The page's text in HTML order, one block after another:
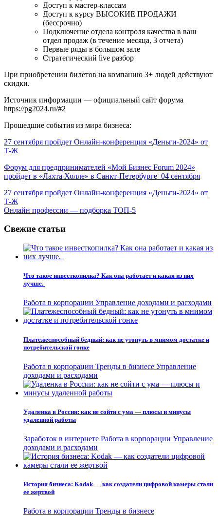
Доступ к мастер-классам
Доступ к курсу ВЫСОКИЕ ПРОДАЖИ
(бессрочно)
Подключение отдела контроля качества в ваш
отдел продаж (в течение месяца, 3 отчета)
Первые ряды в большом зале
Стратегический live разбор
При приобретении билетов на компанию 3+ людей действуют
скидки.
Источник информации — официальный сайт форума
https://pg2024.ru/#2
Прошедшие события из мира бизнеса:
27 сентября пройдет Онлайн-конференция «Деньги-2024» от
Т-Ж
Форум для предпринимателей «Мой Бизнес Forum 2024»
пройдет в «Лахта Холле» в Санкт-Петербурге 04 сентября
Навигация
по
27 сентября пройдет Онлайн-конференция «Деньги-2024» от
Т-Ж
Онлайн профессии — подборка ТОП-5
Свежие статьи
Что такое инвесткопилка? Как она работает и какая из них
лучше.
Работа в корпорации Управление доходами и расходами
Платежеспособный бедный: как не утонуть в мнимом достатке и
потребительской гонке
Работа в корпорации Тренды в бизнесе Управление
доходами и расходами
Удаленка в России: как не сойти с ума — плюсы и минусы
удаленной работы
Заработок в интернете Работа в корпорации Управление
доходами и расходами
История бизнеса: Kodak — как создатели цифровой камеры стали
ее жертвой
Работа в корпорации Тренды в бизнесе